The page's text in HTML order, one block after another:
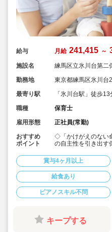
給与 月給 241,415 ～
施設名
練馬区立氷川台第二
勤務地
東京都練馬区氷川台
最寄り駅
「氷川台駅」徒歩
職種
保育士
雇用形態
正社員(常勤)
おすすめ
ポイント
◇「かけがえのない
の自主性を引き出す
化率も80％以上あり
◇経験浅やブランク
◇研修制度充実！
◇給与の経験加算あ
充実しています！
◇うれしい賞与実績
◇日誌や出勤簿など
賞与4ヶ月以上
給食あり
ピアノスキル不問
キープする